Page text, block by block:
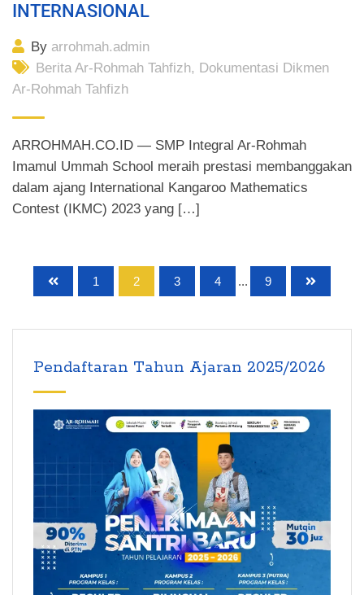
INTERNASIONAL
By arrohmah.admin
Berita Ar-Rohmah Tahfizh, Dokumentasi Dikmen
Ar-Rohmah Tahfizh
ARROHMAH.CO.ID — SMP Integral Ar-Rohmah
Imamul Ummah School meraih prestasi membanggakan
dalam ajang International Kangaroo Mathematics
Contest (IKMC) 2023 yang […]
1 2 3 4 ... 9
Pendaftaran Tahun Ajaran 2025/2026